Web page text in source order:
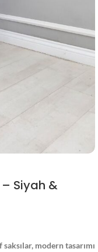
Siyah &
modern tasarımı